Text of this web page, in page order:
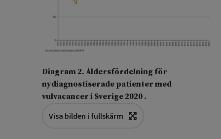
Diagram 2. Åldersfördelning för
nydiagnostiserade patienter med
vulvacancer i Sverige 2020 .
Visa bilden i fullskärm